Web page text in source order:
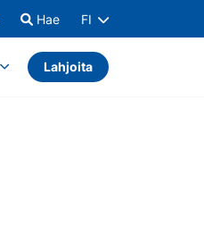
Hae FI
Lahjoita